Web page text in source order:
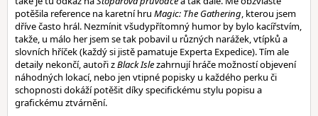
potěšila reference na karetní hru Magic: The Gathering, kterou jsem
dříve často hrál. Nezmínit všudypřítomný humor by bylo kacířstvím,
takže, u málo her jsem se tak pobavil u různých narážek, vtípků a
slovních hříček (každý si jistě pamatuje Experta Expedice). Tím ale
detaily nekončí, autoři zBlack Islezahrnují hráče možností objevení
náhodných lokací, nebo jen vtipné popisky u každého perku či
schopnosti dokáží potěšit díky specifickému stylu popisu a
grafickému ztvárnění.